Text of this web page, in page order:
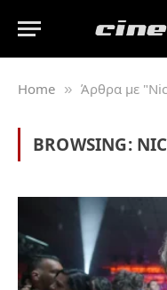
Home » Άρθρα με
BROWSING: